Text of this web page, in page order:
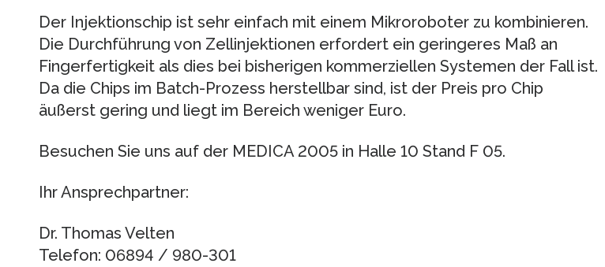
Der Injektionschip ist sehr einfach mit einem Mikroroboter zu kombinieren.
Die Durchführung von Zellinjektionen erfordert ein geringeres Maß an
Fingerfertigkeit als dies bei bisherigen kommerziellen Systemen der Fall ist.
Da die Chips im Batch-Prozess herstellbar sind, ist der Preis pro Chip
äußerst gering und liegt im Bereich weniger Euro.
Besuchen Sie uns auf der MEDICA 2005 in Halle 10 Stand F 05.
Ihr Ansprechpartner:
Dr. Thomas Velten
Telefon: 06894 / 980-301